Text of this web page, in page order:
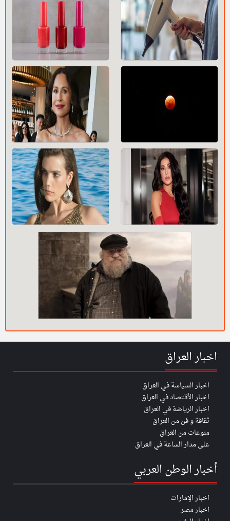
اخبار العراق
اخبار السياسة في العراق
اخبار الأقتصاد في العراق
اخبار الرياضة في العراق
ثقافة و فن من العراق
منوعات من العراق
على مدار الساعة في العراق
أخبار الوطن العربي
اخبار الإمارات
اخبار مصر